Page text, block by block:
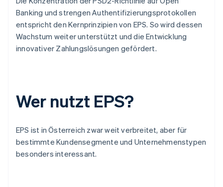
Banking und strengen Authentifizierungsprotokollen
entspricht den Kernprinzipien von EPS. So wird dessen
Wachstum weiter unterstützt und die Entwicklung
innovativer Zahlungslösungen gefördert.
Wer nutzt EPS?
EPS ist in Österreich zwar weit verbreitet, aber für
bestimmte Kundensegmente und Unternehmenstypen
besonders interessant.